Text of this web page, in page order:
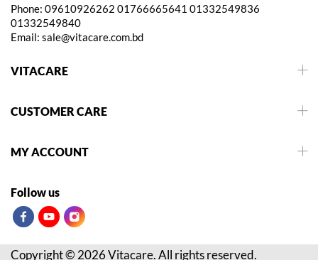
Phone: 09610926262 01766665641 01332549836
01332549840
Email: sale@vitacare.com.bd
VITACARE
CUSTOMER CARE
MY ACCOUNT
Follow us
Copyright © 2026 Vitacare. All rights reserved.